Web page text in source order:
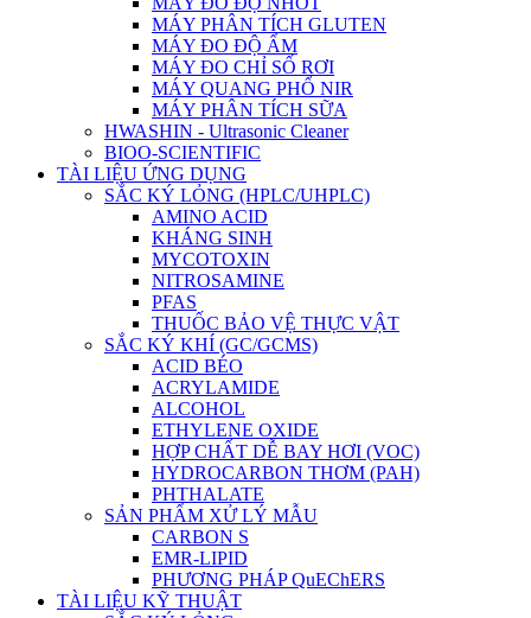
MÁY PHÂN TÍCH GLUTEN
MÁY ĐO ĐỘ ẨM
MÁY ĐO CHỈ SỐ RƠI
MÁY QUANG PHỔ NIR
MÁY PHÂN TÍCH SỮA
HWASHIN - Ultrasonic Cleaner
BIOO-SCIENTIFIC
TÀI LIỆU ỨNG DỤNG
SẮC KÝ LỎNG (HPLC/UHPLC)
AMINO ACID
KHÁNG SINH
MYCOTOXIN
NITROSAMINE
PFAS
THUỐC BẢO VỆ THỰC VẬT
SẮC KÝ KHÍ (GC/GCMS)
ACID BÉO
ACRYLAMIDE
ALCOHOL
ETHYLENE OXIDE
HỢP CHẤT DỄ BAY HƠI (VOC)
HYDROCARBON THƠM (PAH)
PHTHALATE
SẢN PHẨM XỬ LÝ MẪU
CARBON S
EMR-LIPID
PHƯƠNG PHÁP QuEChERS
TÀI LIỆU KỸ THUẬT